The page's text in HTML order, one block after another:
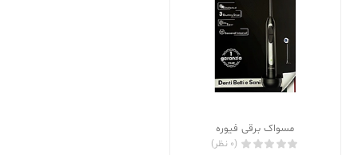
مسواک برقی فیوره
(0 نظر)